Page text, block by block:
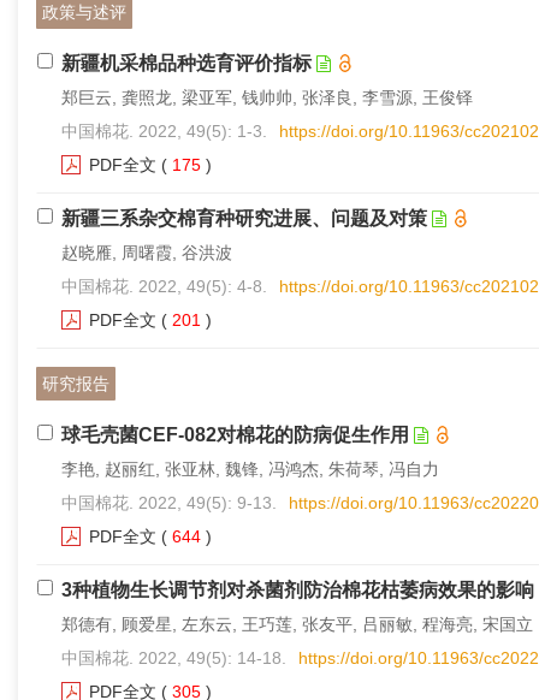
政策与述评
新疆机采棉品种选育评价指标
郑巨云, 龚照龙, 梁亚军, 钱帅帅, 张泽良, 李雪源, 王俊铎
中国棉花. 2022, 49(5): 1-3.
https://doi.org/10.11963/
PDF全文 ( 175 )
新疆三系杂交棉育种研究进展、问题及对策
赵晓雁, 周曙霞, 谷洪波
中国棉花. 2022, 49(5): 4-8.
https://doi.org/10.11963/
PDF全文 ( 201 )
研究报告
球毛壳菌CEF-082对棉花的防病促生作用
李艳, 赵丽红, 张亚林, 魏锋, 冯鸿杰, 朱荷琴, 冯自力
中国棉花. 2022, 49(5): 9-13.
https://doi.org/10.11963/
PDF全文 ( 644 )
3种植物生长调节剂对杀菌剂防治棉花枯萎病效果的影响
郑德有, 顾爱星, 左东云, 王巧莲, 张友平, 吕丽敏, 程海亮, 宋国立
中国棉花. 2022, 49(5): 14-18.
https://doi.org/10.11963/
PDF全文 ( 305 )